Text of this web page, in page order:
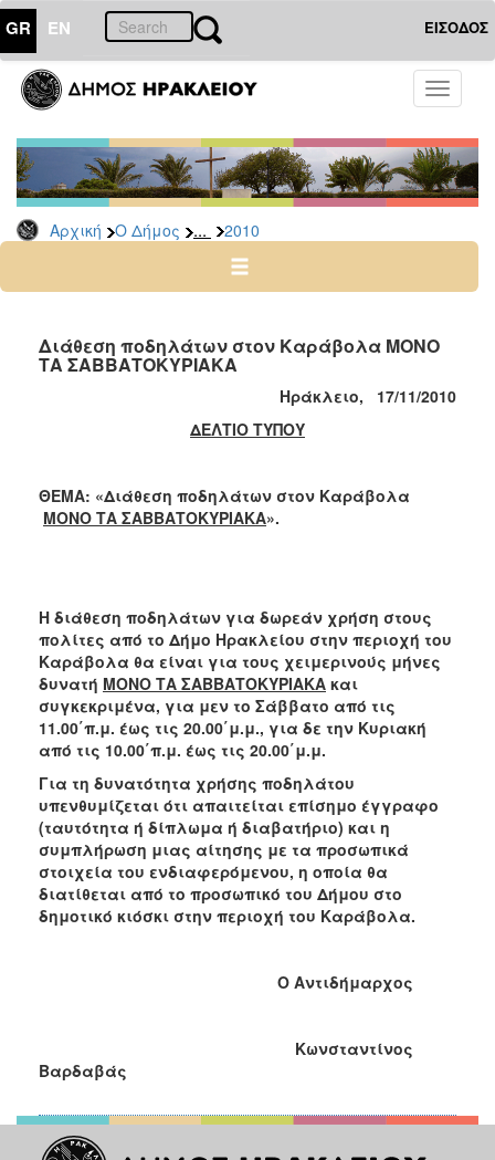
GR EN ΕΙΣΟΔΟΣ
Toggle
Αρχική Ο Δήμος ... 2010
ΔΗΜΟΣ
Δελτία
Τύπου
Αρχείο
2026
2024
2022
2018
2017
2013
2012
2011
2010
2006
ΤΟΠΟΣ
Διάθεση ποδηλάτων στον Καράβολα ΜΟΝΟ
ΤΑ ΣΑΒΒΑΤΟΚΥΡΙΑΚΑ
Ηράκλειο, 17/11/2010
ΔΕΛΤΙΟ ΤΥΠΟΥ
ΘΕΜΑ: «Διάθεση ποδηλάτων στον Καράβολα
ΜΟΝΟ ΤΑ ΣΑΒΒΑΤΟΚΥΡΙΑΚΑ».
Η διάθεση ποδηλάτων για δωρεάν χρήση στους
πολίτες από το Δήμο Ηρακλείου στην περιοχή του
Καράβολα θα είναι για τους χειμερινούς μήνες
δυνατή ΜΟΝΟ ΤΑ ΣΑΒΒΑΤΟΚΥΡΙΑΚΑ και
συγκεκριμένα, για μεν το Σάββατο από τις
11.00΄π.μ. έως τις 20.00΄μ.μ., για δε την Κυριακή
από τις 10.00΄π.μ. έως τις 20.00΄μ.μ.
Για τη δυνατότητα χρήσης ποδηλάτου
υπενθυμίζεται ότι απαιτείται επίσημο έγγραφο
(ταυτότητα ή δίπλωμα ή διαβατήριο) και η
συμπλήρωση μιας αίτησης με τα προσωπικά
στοιχεία του ενδιαφερόμενου, η οποία θα
διατίθεται από το προσωπικό του Δήμου στο
δημοτικό κιόσκι στην περιοχή του Καράβολα.
Ο Αντιδήμαρχος
Κωνσταντίνος
Βαρδαβάς